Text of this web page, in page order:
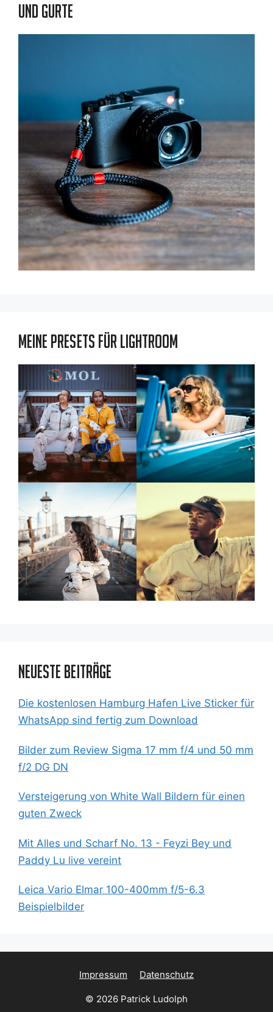
und Gurte
Meine Presets für Lightroom
Neueste Beiträge
Die kostenlosen Hamburg Hafen Live Sticker für
WhatsApp sind fertig zum Download
Bilder zum Review Sigma 17 mm f/4 und 50 mm
f/2 DG DN
Versteigerung von White Wall Bildern für einen
guten Zweck
Mit Alles und Scharf No. 13 - Feyzi Bey und
Paddy Lu live vereint
Leica Vario Elmar 100-400mm f/5-6.3
Beispielbilder
Impressum Datenschutz
© 2026 Patrick Ludolph